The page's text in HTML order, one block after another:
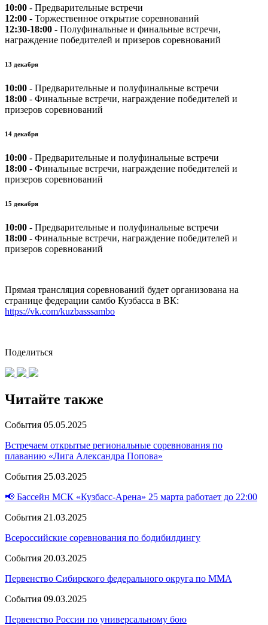
10:00 - Предварительные встречи
12:00 - Торжественное открытие соревнований
12:30-18:00 - Полуфинальные и финальные встречи,
награждение победителей и призеров соревнований
13 декабря
10:00 - Предварительные и полуфинальные встречи
18:00 - Финальные встречи, награждение победителей и
призеров соревнований
14 декабря
10:00 - Предварительные и полуфинальные встречи
18:00 - Финальные встречи, награждение победителей и
призеров соревнований
15 декабря
10:00 - Предварительные и полуфинальные встречи
18:00 - Финальные встречи, награждение победителей и
призеров соревнований
Прямая трансляция соревнований будет организована на
странице федерации самбо Кузбасса в ВК:
https://vk.com/kuzbasssambo
Поделиться
Читайте также
События 05.05.2025
Встречаем открытые региональные соревнования по
плаванию «Лига Александра Попова»
События 25.03.2025
📢 Бассейн МСК «Кузбасс-Арена» 25 марта работает до 22:00
События 21.03.2025
Всероссийские соревнования по бодибилдингу
События 20.03.2025
Первенство Сибирского федерального округа по ММА
События 09.03.2025
Первенство России по универсальному бою